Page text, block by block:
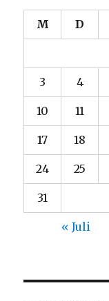
M D
3 4
10 11
17 18
24 25
31
« Juli